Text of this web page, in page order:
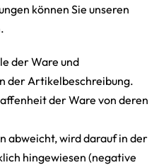
können Sie unseren
der Ware und
der Artikelbeschreibung.
der Ware von deren
abweicht, wird darauf in der
hingewiesen (negative